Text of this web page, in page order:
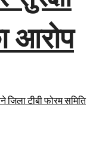
आरोप